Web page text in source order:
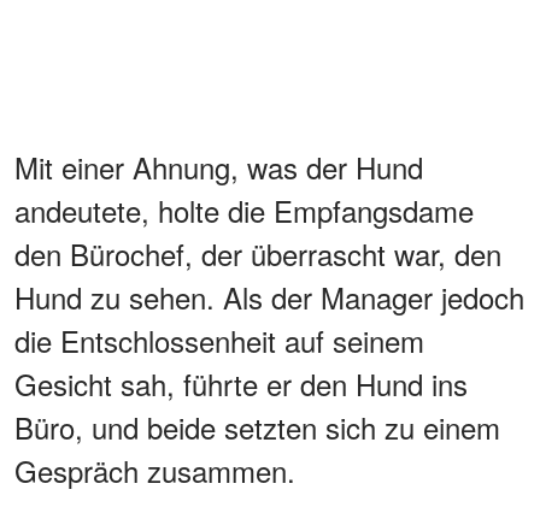
Mit einer Ahnung, was der Hund
andeutete, holte die Empfangsdame
den Bürochef, der überrascht war, den
Hund zu sehen. Als der Manager jedoch
die Entschlossenheit auf seinem
Gesicht sah, führte er den Hund ins
Büro, und beide setzten sich zu einem
Gespräch zusammen.